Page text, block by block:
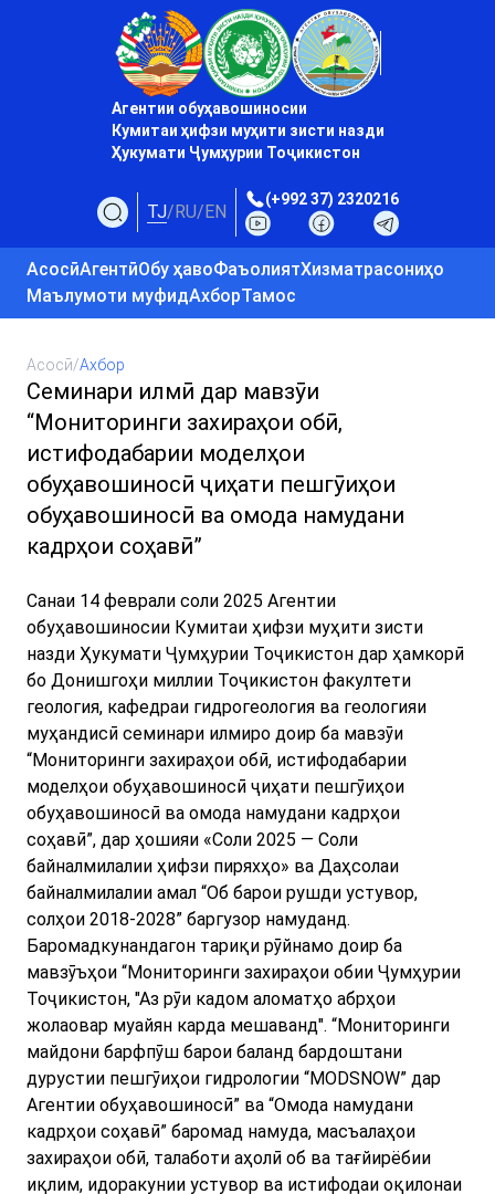
Агентии обуҳавошиносии
Кумитаи ҳифзи муҳити зисти назди
Ҳукумати Ҷумҳурии Тоҷикистон
TJ/RU/EN
(+992 37) 2320216
АсосӣАгентӣОбу ҳавоФаъолиятХизматрасониҳо
Маълумоти муфидАхборТамос
Асосӣ/Ахбор
Семинари илмӣ дар мавзӯи
“Мониторинги захираҳои обӣ,
истифодабарии моделҳои
обуҳавошиносӣ ҷиҳати пешгӯиҳои
обуҳавошиносӣ ва омода намудани
кадрҳои соҳавӣ”
Санаи 14 феврали соли 2025 Агентии
обуҳавошиносии Кумитаи ҳифзи муҳити зисти
назди Ҳукумати Ҷумҳурии Тоҷикистон дар ҳамкорӣ
бо Донишгоҳи миллии Тоҷикистон факултети
геология, кафедраи гидрогеология ва геологияи
муҳандисӣ семинари илмиро доир ба мавзӯи
“Мониторинги захираҳои обӣ, истифодабарии
моделҳои обуҳавошиносӣ ҷиҳати пешгӯиҳои
обуҳавошиносӣ ва омода намудани кадрҳои
соҳавӣ”, дар ҳошияи «Соли 2025 — Соли
байналмилалии ҳифзи пиряхҳо» ва Даҳсолаи
байналмилалии амал “Об барои рушди устувор,
солҳои 2018-2028” баргузор намуданд.
Баромадкунандагон тариқи рӯйнамо доир ба
мавзӯъҳои “Мониторинги захираҳои обии Ҷумҳурии
Тоҷикистон, "Аз рӯи кадом аломатҳо абрҳои
жолаовар муайян карда мешаванд". “Мониторинги
майдони барфпӯш барои баланд бардоштани
дурустии пешгӯиҳои гидрологии “MODSNOW” дар
Агентии обуҳавошиносӣ” ва “Омода намудани
кадрҳои соҳавӣ” баромад намуда, масъалаҳои
захираҳои обӣ, талаботи аҳолӣ об ва тағйирёбии
иқлим, идоракунии устувор ва истифодаи оқилонаи